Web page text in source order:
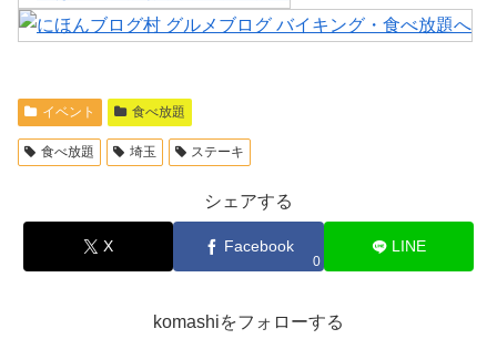
イベント 食べ放題
食べ放題 埼玉 ステーキ
シェアする
X Facebook
0
LINE
komashiをフォローする